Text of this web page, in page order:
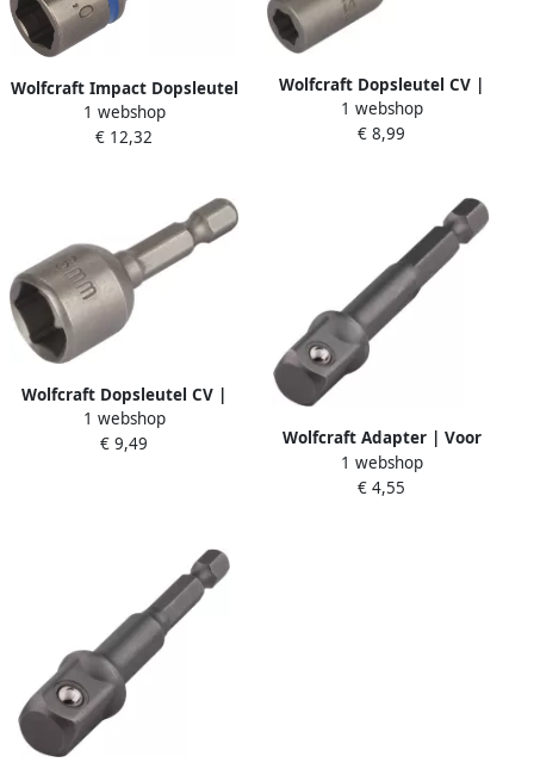
Wolfcraft Impact Dopsleutel
| CrMo | SW 10 | 1 stuk
1392000
1 webshop
€ 12,32
Wolfcraft Dopsleutel CV |
L=50 mm | SW 6 | 1 stuk
1375000
1 webshop
€ 8,99
Wolfcraft Dopsleutel CV |
L=50 mm | SW 13 | 1 stuk
1383000
1 webshop
€ 9,49
Wolfcraft Adapter | Voor
dopsleutels | 10mm (3 8) |
1 stuk 2415000
1 webshop
€ 4,55